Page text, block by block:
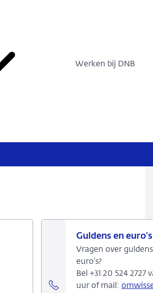
Werken bij DNB
Guldens en euro’s
Vragen over
euro’s?
Bel +31 20 524
uur of mail: